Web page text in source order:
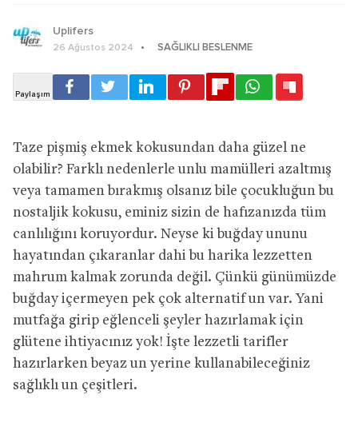
Uplifers
26 Ağustos 2024 SAĞLIKLI BESLENME
Taze pişmiş ekmek kokusundan daha güzel ne
olabilir? Farklı nedenlerle unlu mamülleri azaltmış
veya tamamen bırakmış olsanız bile çocukluğun bu
nostaljik kokusu, eminiz sizin de hafızanızda tüm
canlılığını koruyordur. Neyse ki buğday ununu
hayatından çıkaranlar dahi bu harika lezzetten
mahrum kalmak zorunda değil. Çünkü günümüzde
buğday içermeyen pek çok alternatif un var. Yani
mutfağa girip eğlenceli şeyler hazırlamak için
glütene ihtiyacınız yok! İşte lezzetli tarifler
hazırlarken beyaz un yerine kullanabileceğiniz
sağlıklı un çeşitleri.